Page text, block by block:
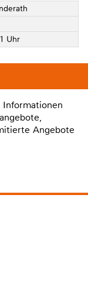
Uhr
Angebote